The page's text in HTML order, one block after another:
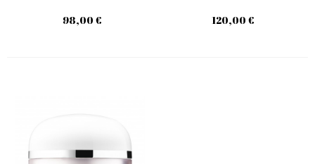
98,00 € 120,00 €